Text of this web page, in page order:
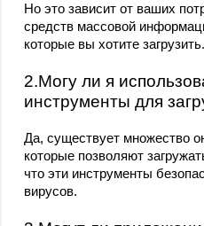
Но это зависит от ваших
средств массовой
которые вы хотите загрузить.
2.Могу ли я
инструменты для
Да, существует множество
которые позволяют
что эти инструменты
вирусов.